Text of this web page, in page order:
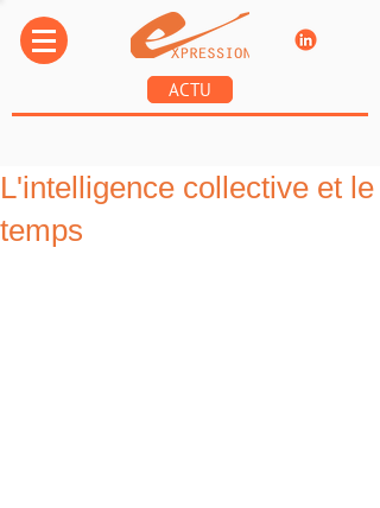
ACTU
L'intelligence collective et le
temps